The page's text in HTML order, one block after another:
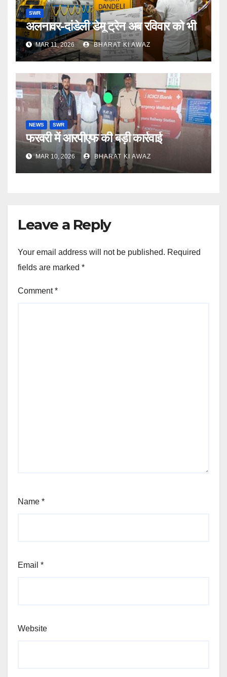
SWR
अलनावर-दांडेली डेमू ट्रेन अब रविवार को भी
MAR 11, 2026 BHARAT KI AWAZ
NEWS SWR
फरवरी में आरपीएफ की बड़ी कार्रवाई
MAR 10, 2026 BHARAT KI AWAZ
Leave a Reply
Your email address will not be published. Required
fields are marked *
Comment*
Name *
Email *
Website